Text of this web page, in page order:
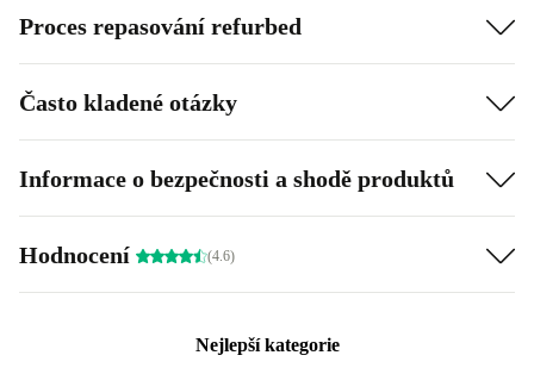
Proces repasování refurbed
Často kladené otázky
Informace o bezpečnosti a shodě produktů
Hodnocení (4.6)
Nejlepší kategorie